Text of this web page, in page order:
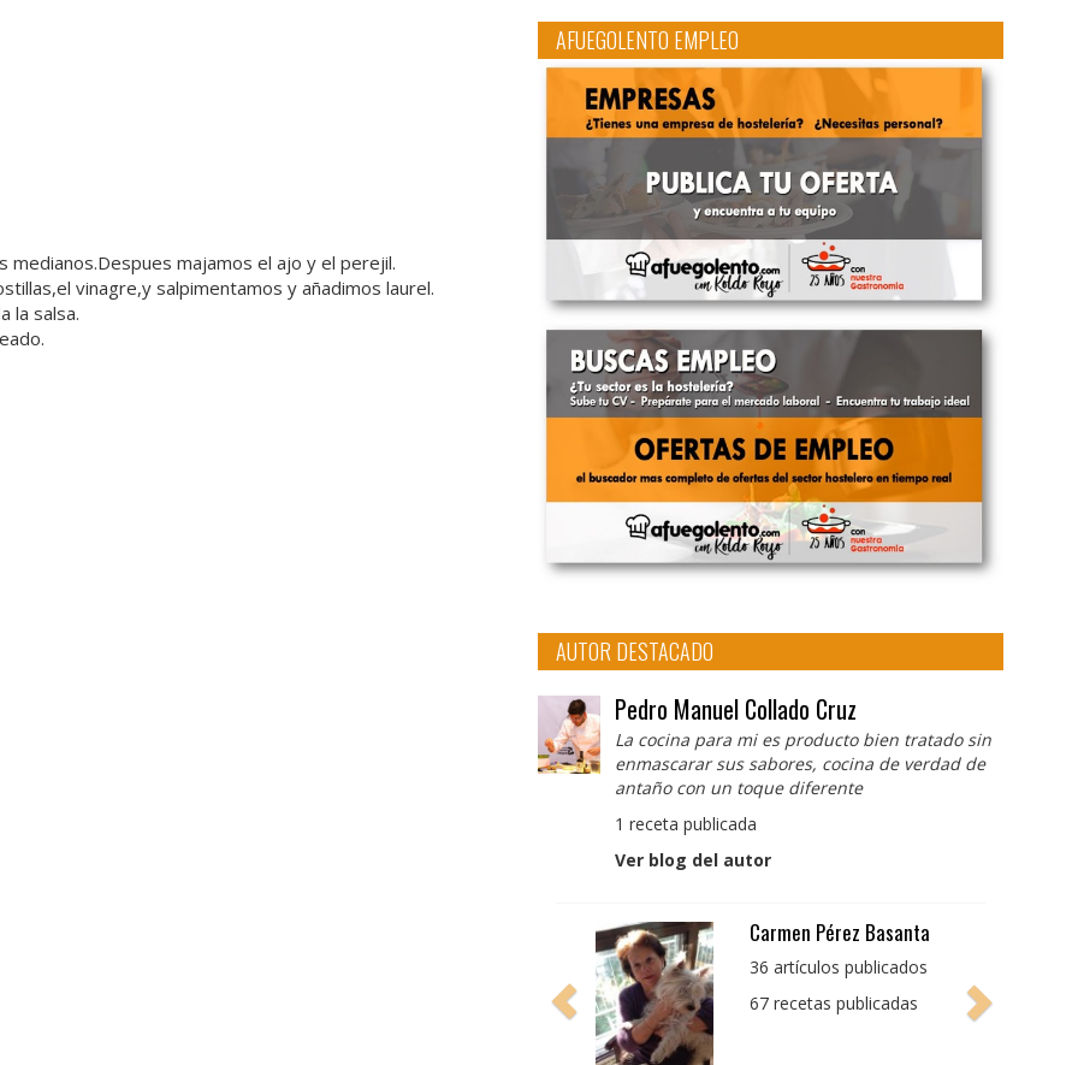
majamos el ajo y el perejil.
vinagre,y salpimentamos y añadimos laurel.
la salsa.
AFUEGOLENTO EMPLEO
AUTOR DESTACADO
Pedro Manuel Collado Cruz
La cocina para mi es producto bien tratado sin
enmascarar sus sabores, cocina de verdad de
antaño con un toque diferente
1 receta publicada
Ver blog del autor
Pedro Manuel Collado
Cruz
producto bien tratado